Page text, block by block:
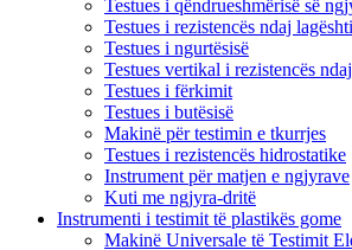
Testues i qëndrueshmërisë së
Testues i rezistencës ndaj
Testues i ngurtësisë
Testues vertikal i rezistencës
Testues i fërkimit
Testues i butësisë
Makinë për testimin e tkurrjes
Testues i rezistencës hidrostatike
Instrument për matjen e ngjyrave
Kuti me ngjyra-dritë
Instrumenti i testimit të plastikës gome
Makinë Universale të Testimit